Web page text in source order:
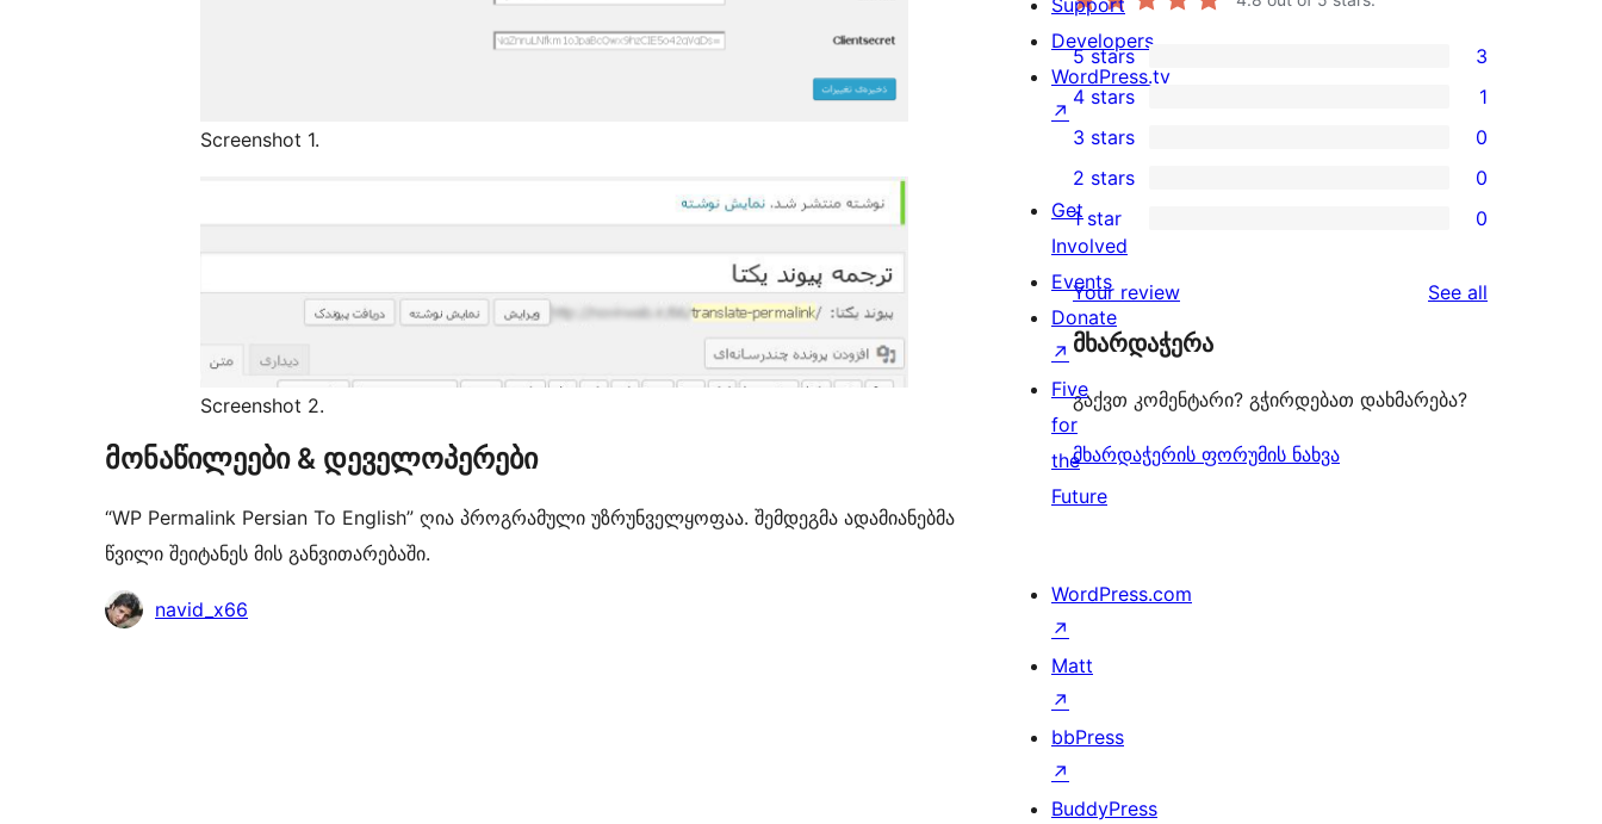
Screenshot 1.
Screenshot 2.
მონაწილეები & დეველოპერები
“WP Permalink Persian To English” ღია პროგრამული უზრუნველყოფაა. შემდეგმა ადამიანებმა
წვილი შეიტანეს მის განვითარებაში.
მონაწილეები
navid_x66
3
5-
star
reviews
5 stars 3
4-
star
review
4 stars 1
0
3-
star
reviews
3 stars 0
2-
reviews
2 stars 0
star
reviews
1 star 0
Your review See all
მხარდაჭერა
გაქვთ კომენტარი? გჭირდებათ დახმარება?
მხარდაჭერის ფორუმის ნახვა
Support
Developers
WordPress.tv
↗
Get
Involved
Events
Donate
↗
Five
for
the
Future
WordPress.com
↗
Matt
↗
bbPress
↗
BuddyPress